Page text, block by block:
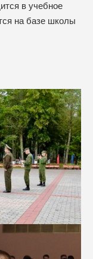
в учебное
на базе школы